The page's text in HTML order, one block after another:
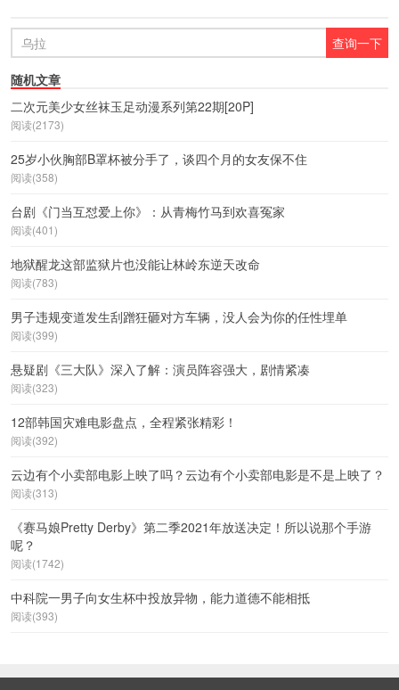
随机文章
二次元美少女丝袜玉足动漫系列第22期[20P]
阅读(2173)
25岁小伙胸部B罩杯被分手了，谈四个月的女友保不住
阅读(358)
台剧《门当互怼爱上你》：从青梅竹马到欢喜冤家
阅读(401)
地狱醒龙这部监狱片也没能让林岭东逆天改命
阅读(783)
男子违规变道发生刮蹭狂砸对方车辆，没人会为你的任性埋单
阅读(399)
悬疑剧《三大队》深入了解：演员阵容强大，剧情紧凑
阅读(323)
12部韩国灾难电影盘点，全程紧张精彩！
阅读(392)
云边有个小卖部电影上映了吗？云边有个小卖部电影是不是上映了？
阅读(313)
《赛马娘Pretty Derby》第二季2021年放送决定！所以说那个手游
呢？
阅读(1742)
中科院一男子向女生杯中投放异物，能力道德不能相抵
阅读(393)